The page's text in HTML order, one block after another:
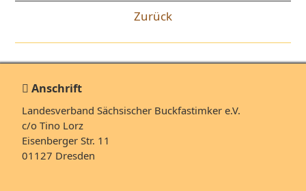
Zurück
Anschrift
Landesverband Sächsischer Buckfastimker e.V.
c/o Tino Lorz
Eisenberger Str. 11
01127 Dresden